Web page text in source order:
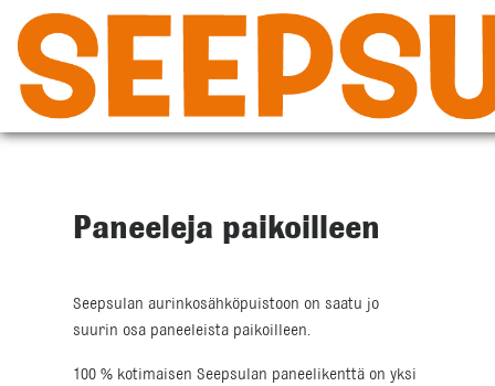
sisältöön
Paneeleja paikoilleen
Seepsulan aurinkosähköpuistoon on saatu jo
suurin osa paneeleista paikoilleen.
100 % kotimaisen Seepsulan paneelikenttä on yksi